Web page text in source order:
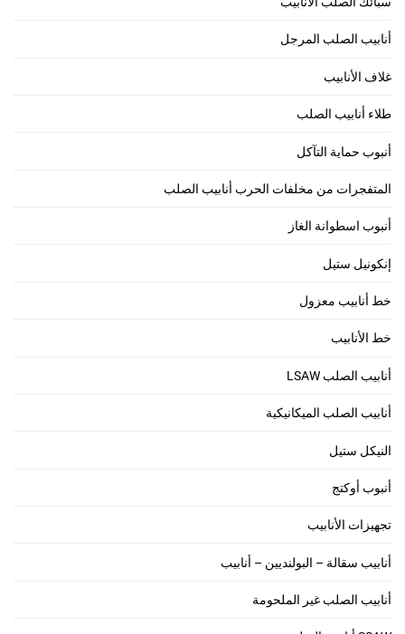
أنابيب الصلب المرجل
غلاف الأنابيب
طلاء أنابيب الصلب
أنبوب حماية التآكل
المتفجرات من مخلفات الحرب أنابيب الصلب
أنبوب اسطوانة الغاز
إنكونيل ستيل
خط أنابيب معزول
خط الأنابيب
أنابيب الصلب LSAW
أنابيب الصلب الميكانيكية
النيكل ستيل
أنبوب أوكتج
تجهيزات الأنابيب
أنابيب سقالة – البولنديين – أنابيب
أنابيب الصلب غير الملحومة